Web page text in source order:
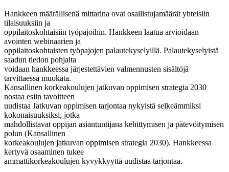
Hankkeen määrällisenä mittarina ovat osallistujamäärät yhteisiin
tilaisuuksiin ja
oppilaitoskohtaisiin työpajoihin. Hankkeen laatua arvioidaan
avointen webinaarien ja
oppilaitoskohtaisten työpajojen palautekyselyillä. Palautekyselyistä
saadun tiedon pohjalta
voidaan hankkeessa järjestettävien valmennusten sisältöjä
tarvittaessa muokata.
Kansallinen korkeakoulujen jatkuvan oppimisen strategia 2030
nostaa esiin tavoitteen
uudistaa Jatkuvan oppimisen tarjontaa nykyistä selkeämmiksi
kokonaisuuksiksi, jotka
mahdollistavat oppijan asiantuntijana kehittymisen ja pätevöitymisen
polun (Kansallinen
korkeakoulujen jatkuvan oppimisen strategia 2030). Hankkeessa
kertyvä osaaminen tukee
ammattikorkeakoulujen kyvykkyyttä uudistaa tarjontaa.